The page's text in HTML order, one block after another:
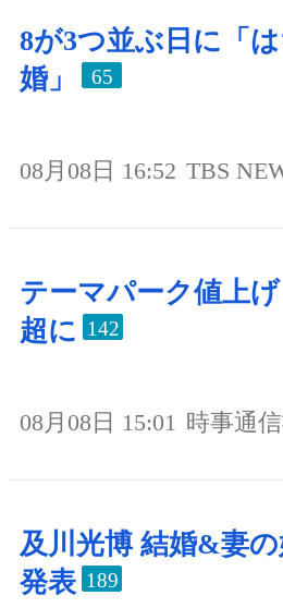
8が3つ並ぶ日に「
婚」
65
08月08日 16:52 TBS
テーマパーク値上
超に 142
08月08日 15:01 時事通
及川光博 結婚&妻
発表 189